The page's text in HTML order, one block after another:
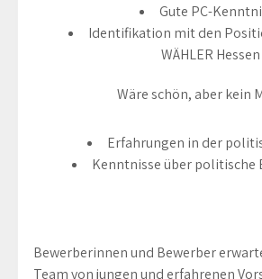
Gute PC-
Identifikation mit den
WÄHLER Hessen
Wäre schön, aber kein
Erfahrungen in der
Kenntnisse über politische
Bewerberinnen und Bewerber
Team von jungen und erfahrenen